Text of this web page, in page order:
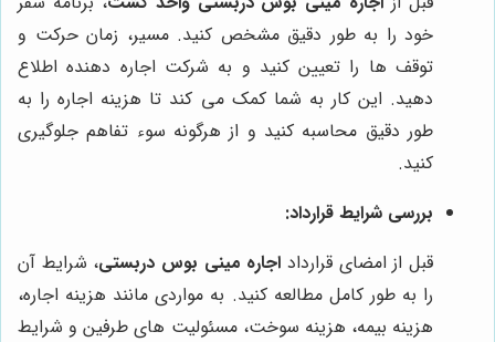
خود را به طور دقیق مشخص کنید. مسیر، زمان حرکت و
توقف ها را تعیین کنید و به شرکت اجاره دهنده اطلاع
دهید. این کار به شما کمک می کند تا هزینه اجاره را به
طور دقیق محاسبه کنید و از هرگونه سوء تفاهم جلوگیری
کنید.
بررسی شرایط قرارداد:
قبل از امضای قرارداد اجاره مینی بوس دربستی، شرایط آن
را به طور کامل مطالعه کنید. به مواردی مانند هزینه اجاره،
هزینه بیمه، هزینه سوخت، مسئولیت های طرفین و شرایط